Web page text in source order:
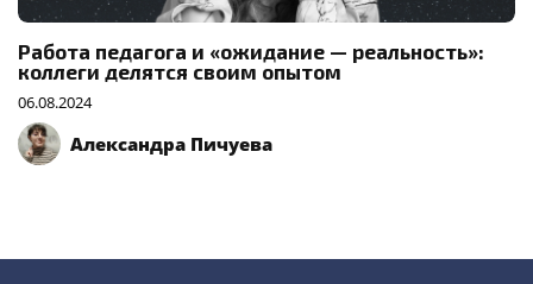
Работа педагога и «ожидание — реальность»:
коллеги делятся своим опытом
06.08.2024
Александра Пичуева